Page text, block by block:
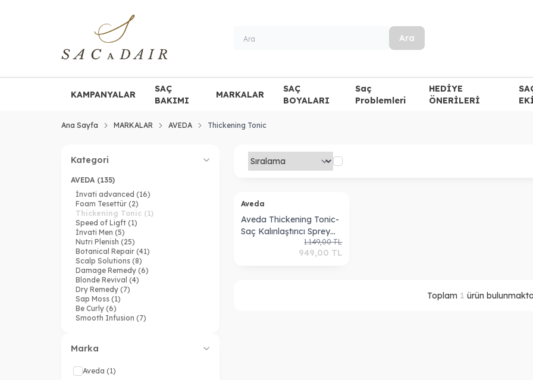
Ara
KAMPANYALAR
SAÇ
BAKIMI
MARKALAR
SAÇ
BOYALARI
Saç
Problemleri
HEDİYE
ÖNERİLERİ
Ana Sayfa MARKALAR AVEDA Thickening Tonic
Kategori
AVEDA (135)
İnvati advanced (16)
Foam Tesettür (2)
Thickening Tonic (1)
Speed of Ligft (1)
İnvati Men (5)
Nutri Plenish (25)
Botanical Repair (41)
Scalp Solutions (8)
Damage Remedy (6)
Blonde Revival (4)
Dry Remedy (7)
Sap Moss (1)
Be Curly (6)
Smooth Infusion (7)
Color Control
Color Renewal
Cherry Almond
Marka
Aveda (1)
Aveda
Aveda Thickening Tonic-
Saç Kalınlaştırıcı Sprey
1.149,00TL
949,00 TL
Toplam 1 ürün